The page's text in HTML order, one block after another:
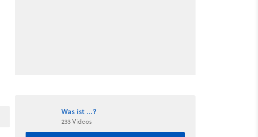
Was ist ...?
233 Videos